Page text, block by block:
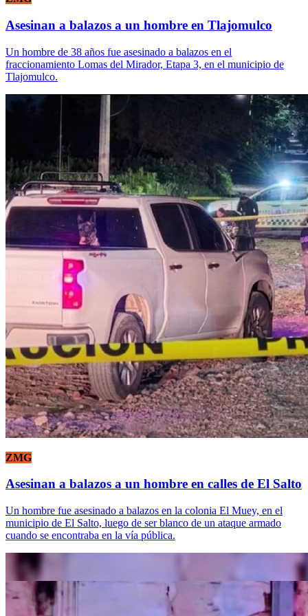
Asesinan a balazos a un hombre en Tlajomulco
Un hombre de 38 años fue asesinado a balazos en el
fraccionamiento Lomas del Mirador, Etapa 3, en el municipio de
Tlajomulco.
ZMG
Asesinan a balazos a un hombre en calles de El Salto
Un hombre fue asesinado a balazos en la colonia El Muey, en el
municipio de El Salto, luego de ser blanco de un ataque armado
cuando se encontraba en la vía pública.